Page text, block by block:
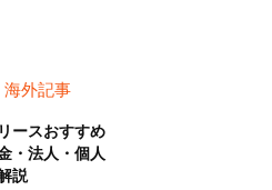
海外記事
ースおすすめ
・法人・個人
説